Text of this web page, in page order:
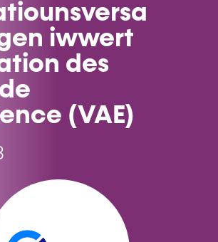
iwwert
des
(VAE)